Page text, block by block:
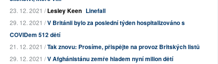
23. 12. 2021 /Lesley Keen Linefall
29. 12. 2021 /V Británii bylo za poslední týden hospitalizováno s
COVIDem 512 dětí
21. 12. 2021 /Tak znovu: Prosíme, přispějte na provoz Britských listů
29. 12. 2021 /V Afghánistánu zemře hladem nyní milion dětí